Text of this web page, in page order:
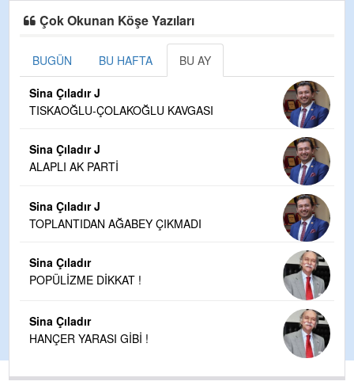
Çok Okunan Köşe Yazıları
BUGÜN BU HAFTA BU AY
Sina Çıladır J
TISKAOĞLU-ÇOLAKOĞLU KAVGASI
Sina Çıladır J
ALAPLI AK PARTİ
Sina Çıladır J
TOPLANTIDAN AĞABEY ÇIKMADI
Sina Çıladır
POPÜLİZME DİKKAT !
Sina Çıladır
HANÇER YARASI GİBİ !